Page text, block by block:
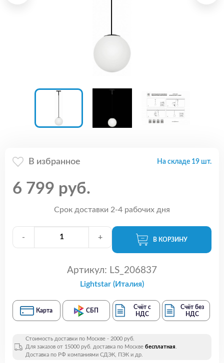
В избранное На складе 19 шт.
6 799 руб.
Срок доставки 2-4 рабочих дня
- + В КОРЗИНУ
Артикул: LS_206837
Lightstar (Италия)
Карта СБП
Счёт с
НДС
Счёт без
НДС
Стоимость доставки по Москве - 2000 руб.
Для заказов от 15000 руб. доставка по Москве бесплатная.
Доставка по РФ компаниями СДЭК, ПЭК и др.